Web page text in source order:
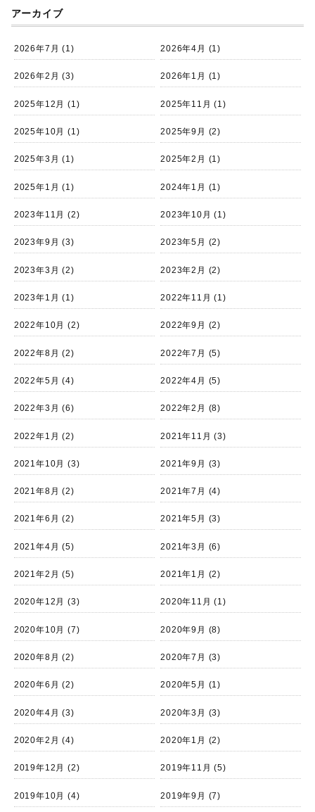
アーカイブ
2026年7月 (1) 2026年4月 (1)
2026年2月 (3) 2026年1月 (1)
2025年12月 (1) 2025年11月 (1)
2025年10月 (1) 2025年9月 (2)
2025年3月 (1) 2025年2月 (1)
2025年1月 (1) 2024年1月 (1)
2023年11月 (2) 2023年10月 (1)
2023年9月 (3) 2023年5月 (2)
2023年3月 (2) 2023年2月 (2)
2023年1月 (1) 2022年11月 (1)
2022年10月 (2) 2022年9月 (2)
2022年8月 (2) 2022年7月 (5)
2022年5月 (4) 2022年4月 (5)
2022年3月 (6) 2022年2月 (8)
2022年1月 (2) 2021年11月 (3)
2021年10月 (3) 2021年9月 (3)
2021年8月 (2) 2021年7月 (4)
2021年6月 (2) 2021年5月 (3)
2021年4月 (5) 2021年3月 (6)
2021年2月 (5) 2021年1月 (2)
2020年12月 (3) 2020年11月 (1)
2020年10月 (7) 2020年9月 (8)
2020年8月 (2) 2020年7月 (3)
2020年6月 (2) 2020年5月 (1)
2020年4月 (3) 2020年3月 (3)
2020年2月 (4) 2020年1月 (2)
2019年12月 (2) 2019年11月 (5)
2019年10月 (4) 2019年9月 (7)